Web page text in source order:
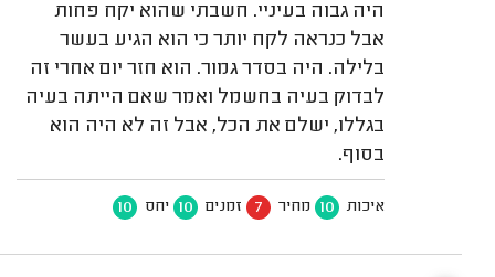
היה גבוה בעיניי. חשבתי שהוא יקח פחות
אבל כנראה לקח יותר כי הוא הגיע בעשר
בלילה. היה בסדר גמור. הוא חזר יום אחרי זה
לבדוק בעיה בחשמל ואמר שאם הייתה בעיה
בגללו, ישלם את הכל, אבל זה לא היה הוא
בסוף.
איכות 10 מחיר 7 זמנים 10 יחס 10